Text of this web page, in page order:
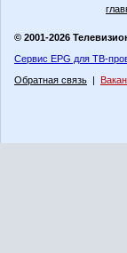
© 2001-2026
Сервис EPG для ТВ-
Обратная связь |